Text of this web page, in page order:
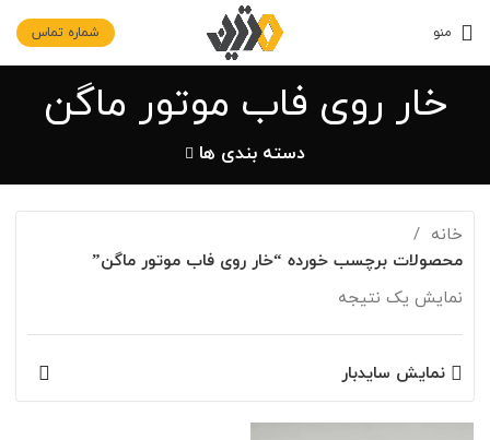
منو شماره تماس
خار روی فاب موتور ماگن
دسته بندی ها
خانه
محصولات برچسب خورده “خار روی فاب موتور ماگن”
نمایش یک نتیجه
نمایش سایدبار